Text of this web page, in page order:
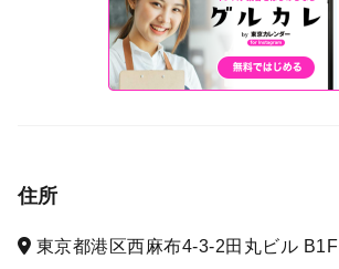
住所
東京都港区西麻布4-3-2田丸ビル B1F